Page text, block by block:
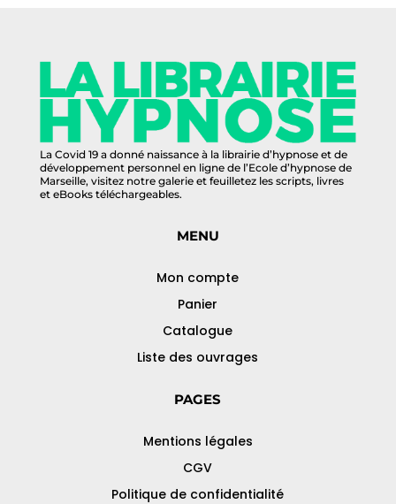
La Covid 19 a donné naissance à la librairie d’hypnose et de
développement personnel en ligne de l’Ecole d’hypnose de
Marseille, visitez notre galerie et feuilletez les scripts, livres
et eBooks téléchargeables.
MENU
Mon compte
Panier
Catalogue
Liste des ouvrages
PAGES
Mentions légales
CGV
Politique de confidentialité